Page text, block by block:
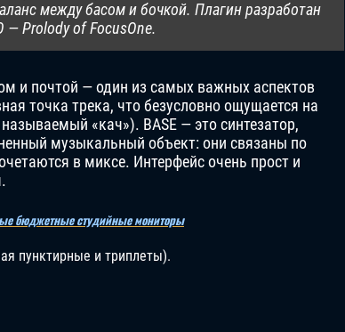
между басом и бочкой. Плагин разработан
— Prolody of FocusOne.
и почтой — один из самых важных аспектов
точка трека, что безусловно ощущается на
«кач»). BASE — это синтезатор,
музыкальный объект: они связаны по
в миксе. Интерфейс очень прост и
бюджетные студийные мониторы
пунктирные и триплеты).